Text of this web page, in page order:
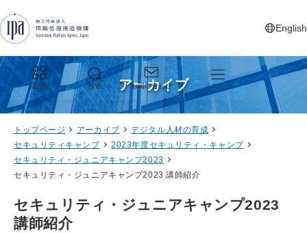
English
新しいタ
目的別 検索 お問い合わせ メニュー
アーカイブ
トップページ アーカイブ
デジタル人材の育成
セキュリティキャンプ
2023年度セキュリティ・キャンプ
セキュリティ・ジュニアキャンプ2023
セキュリティ・ジュニアキャンプ2023 講師紹介
セキュリティ・ジュニアキャンプ2023
講師紹介